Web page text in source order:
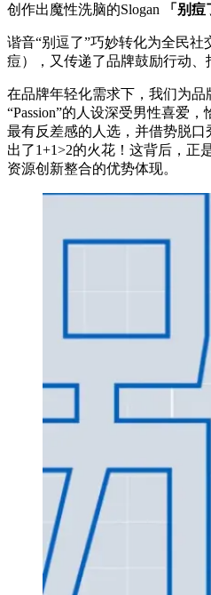
创作出魔性洗脑的Slogan 「别
谐音“别逗了”巧妙转化为全民
痘），又传递了品牌鼓励行动、
在品牌年轻化需求下，我们为品
“Passion”的人设深受男性喜爱
最有反差感的人选，并借势脱
出了1+1>2的火花！这背后，正
资源创新整合的优势体现。